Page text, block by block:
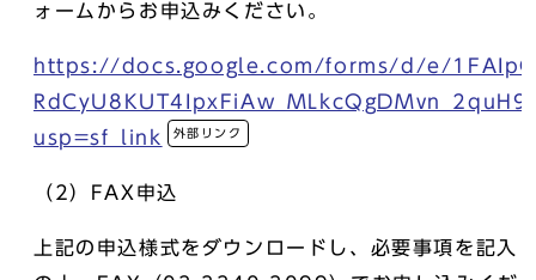
ォームからお申込みください。
https://docs.google.com/forms/d/e/
usp=sf_link
外部リンク
（2）FAX申込
上記の申込様式をダウンロードし、必要事項を記入